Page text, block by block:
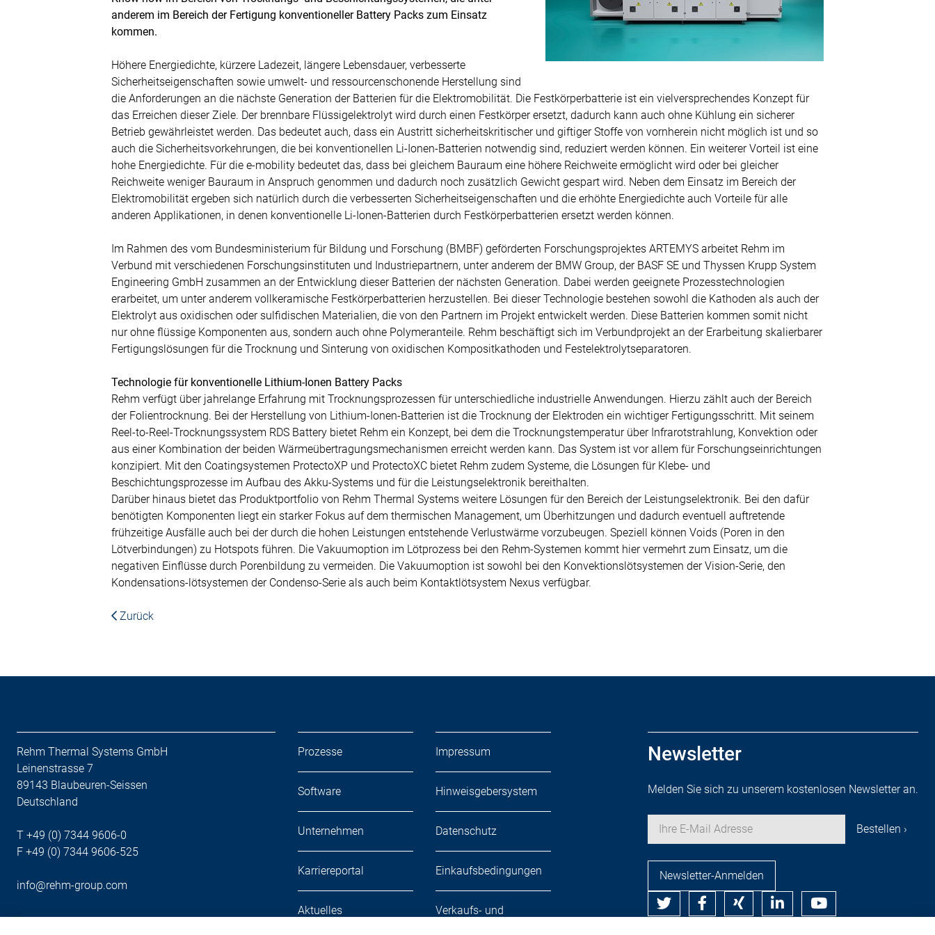
anderem im Bereich der Fertigung konventioneller Battery Packs zum Einsatz
kommen.
Höhere Energiedichte, kürzere Ladezeit, längere Lebensdauer, verbesserte
Sicherheitseigenschaften sowie umwelt- und ressourcenschonende Herstellung sind
die Anforderungen an die nächste Generation der Batterien für die Elektromobilität. Die Festkörperbatterie ist ein vielversprechendes Konzept für
das Erreichen dieser Ziele. Der brennbare Flüssigelektrolyt wird durch einen Festkörper ersetzt, dadurch kann auch ohne Kühlung ein sicherer
Betrieb gewährleistet werden. Das bedeutet auch, dass ein Austritt sicherheitskritischer und giftiger Stoffe von vornherein nicht möglich ist und so
auch die Sicherheitsvorkehrungen, die bei konventionellen Li-Ionen-Batterien notwendig sind, reduziert werden können. Ein weiterer Vorteil ist eine
hohe Energiedichte. Für die e-mobility bedeutet das, dass bei gleichem Bauraum eine höhere Reichweite ermöglicht wird oder bei gleicher
Reichweite weniger Bauraum in Anspruch genommen und dadurch noch zusätzlich Gewicht gespart wird. Neben dem Einsatz im Bereich der
Elektromobilität ergeben sich natürlich durch die verbesserten Sicherheitseigenschaften und die erhöhte Energiedichte auch Vorteile für alle
anderen Applikationen, in denen konventionelle Li-Ionen-Batterien durch Festkörperbatterien ersetzt werden können.
Im Rahmen des vom Bundesministerium für Bildung und Forschung (BMBF) geförderten Forschungsprojektes ARTEMYS arbeitet Rehm im
Verbund mit verschiedenen Forschungsinstituten und Industriepartnern, unter anderem der BMW Group, der BASF SE und Thyssen Krupp System
Engineering GmbH zusammen an der Entwicklung dieser Batterien der nächsten Generation. Dabei werden geeignete Prozesstechnologien
erarbeitet, um unter anderem vollkeramische Festkörperbatterien herzustellen. Bei dieser Technologie bestehen sowohl die Kathoden als auch der
Elektrolyt aus oxidischen oder sulfidischen Materialien, die von den Partnern im Projekt entwickelt werden. Diese Batterien kommen somit nicht
nur ohne flüssige Komponenten aus, sondern auch ohne Polymeranteile. Rehm beschäftigt sich im Verbundprojekt an der Erarbeitung skalierbarer
Fertigungslösungen für die Trocknung und Sinterung von oxidischen Kompositkathoden und Festelektrolytseparatoren.
Technologie für konventionelle Lithium-Ionen Battery Packs
Rehm verfügt über jahrelange Erfahrung mit Trocknungsprozessen für unterschiedliche industrielle Anwendungen. Hierzu zählt auch der Bereich
der Folientrocknung. Bei der Herstellung von Lithium-Ionen-Batterien ist die Trocknung der Elektroden ein wichtiger Fertigungsschritt. Mit seinem
Reel-to-Reel-Trocknungssystem RDS Battery bietet Rehm ein Konzept, bei dem die Trocknungstemperatur über Infrarotstrahlung, Konvektion oder
aus einer Kombination der beiden Wärmeübertragungsmechanismen erreicht werden kann. Das System ist vor allem für Forschungseinrichtungen
konzipiert. Mit den Coatingsystemen ProtectoXP und ProtectoXC bietet Rehm zudem Systeme, die Lösungen für Klebe- und
Beschichtungsprozesse im Aufbau des Akku-Systems und für die Leistungselektronik bereithalten.
Darüber hinaus bietet das Produktportfolio von Rehm Thermal Systems weitere Lösungen für den Bereich der Leistungselektronik. Bei den dafür
benötigten Komponenten liegt ein starker Fokus auf dem thermischen Management, um Überhitzungen und dadurch eventuell auftretende
frühzeitige Ausfälle auch bei der durch die hohen Leistungen entstehende Verlustwärme vorzubeugen. Speziell können Voids (Poren in den
Lötverbindungen) zu Hotspots führen. Die Vakuumoption im Lötprozess bei den Rehm-Systemen kommt hier vermehrt zum Einsatz, um die
negativen Einflüsse durch Porenbildung zu vermeiden. Die Vakuumoption ist sowohl bei den Konvektionslötsystemen der Vision-Serie, den
Kondensations-lötsystemen der Condenso-Serie als auch beim Kontaktlötsystem Nexus verfügbar.
Zurück
Rehm Thermal Systems GmbH
Leinenstrasse 7
89143 Blaubeuren-Seissen
Deutschland
T +49 (0) 7344 9606-0
F +49 (0) 7344 9606-525
info@rehm-group.com
Prozesse
Software
Unternehmen
Karriereportal
Aktuelles
Impressum
Hinweisgebersystem
Datenschutz
Einkaufsbedingungen
Verkaufs- und
Newsletter
Melden Sie sich zu unserem kostenlosen Newsletter an.
Newsletter-Anmelden